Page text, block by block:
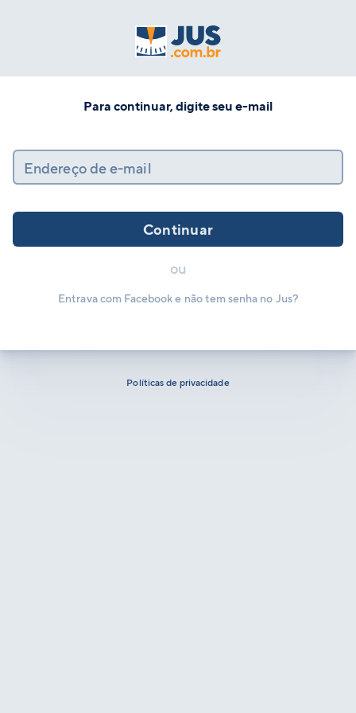
Para continuar, digite seu e-mail
Endereço de e-mail
Continuar
ou
Entrava com Facebook e não tem senha no Jus?
Políticas de privacidade